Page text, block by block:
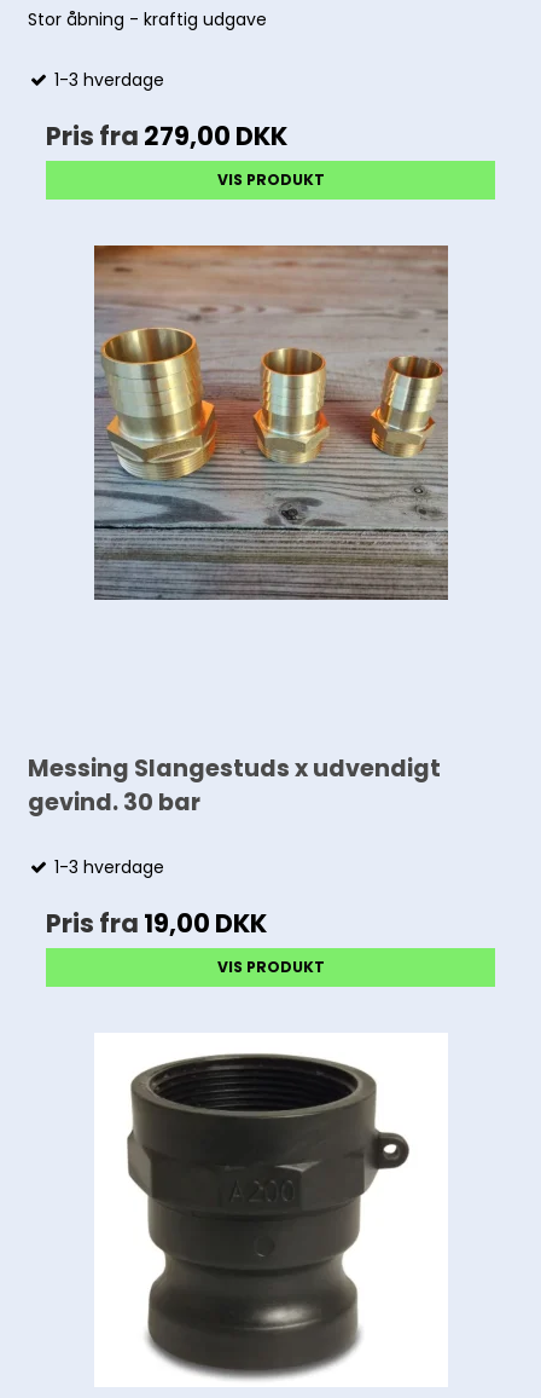
Stor åbning - kraftig udgave
1-3 hverdage
Pris fra 279,00 DKK
VIS PRODUKT
Messing Slangestuds x udvendigt
gevind. 30 bar
1-3 hverdage
Pris fra 19,00 DKK
VIS PRODUKT